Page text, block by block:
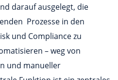
darauf ausgelegt, die
Prozesse in den
und Compliance zu
– weg von
und manueller